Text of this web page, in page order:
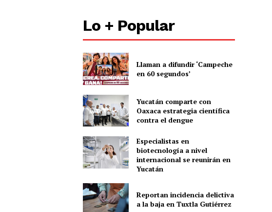
Lo + Popular
Llaman a difundir ‘Campeche
en 60 segundos’
Yucatán comparte con
Oaxaca estrategia científica
contra el dengue
Especialistas en
biotecnología a nivel
internacional se reunirán en
Yucatán
Reportan incidencia delictiva
a la baja en Tuxtla Gutiérrez